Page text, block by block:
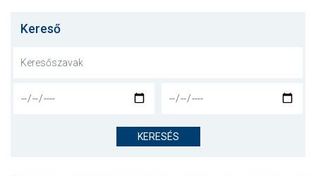
JEGYÉRTÉKESÍTÉS
NYITÓLAP
CSAPATOK
Kereső
KERESÉS